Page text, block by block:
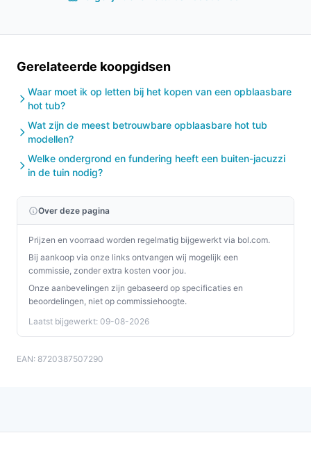
De Alertics MSPA Luxe Spa 2026 is een complete,
draagbare opblaasbare jacuzzi met ruimte voor 6–7
volwassenen, 144 jets, ingebouwde pomp en diverse
accessoires. Koop dit als je een mobiele, relatief
compacte spa zoekt met meegeleverde onderdelen.
Koop dit niet als je een vaste inbouwspa of een model
met bekende netstroomaansluiting nodig hebt—
controleer de accu‑specificaties en de afmetingen.
Belangrijkste check: pas de 180 × 180 × 70 cm en het
Bekijk varianten en actuele prijzen op beste-hottub.nl
voordat je kiest.
Gerelateerde koopgidsen
Waar moet ik op letten bij het kopen van een opblaasbare
hot tub?
Wat zijn de meest betrouwbare opblaasbare hot tub
modellen?
Welke ondergrond en fundering heeft een buiten-jacuzzi
in de tuin nodig?
Over deze pagina
Prijzen en voorraad worden regelmatig bijgewerkt via bol.com.
Bij aankoop via onze links ontvangen wij mogelijk een
commissie, zonder extra kosten voor jou.
Onze aanbevelingen zijn gebaseerd op specificaties en
beoordelingen, niet op commissiehoogte.
Laatst bijgewerkt: 09-08-2026
EAN: 8720387507290